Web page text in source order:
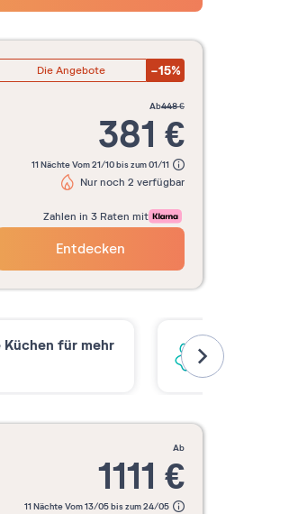
Die Angebote -15%
ab448€
381 €
11 Nächte Vom 21/10 bis zum 01/11
Nur noch 2 verfügbar
Zahlen in 3 Raten mit
Entdecken
für mehr
Haustiere
ab
1111 €
11 Nächte Vom 13/05 bis zum 24/05